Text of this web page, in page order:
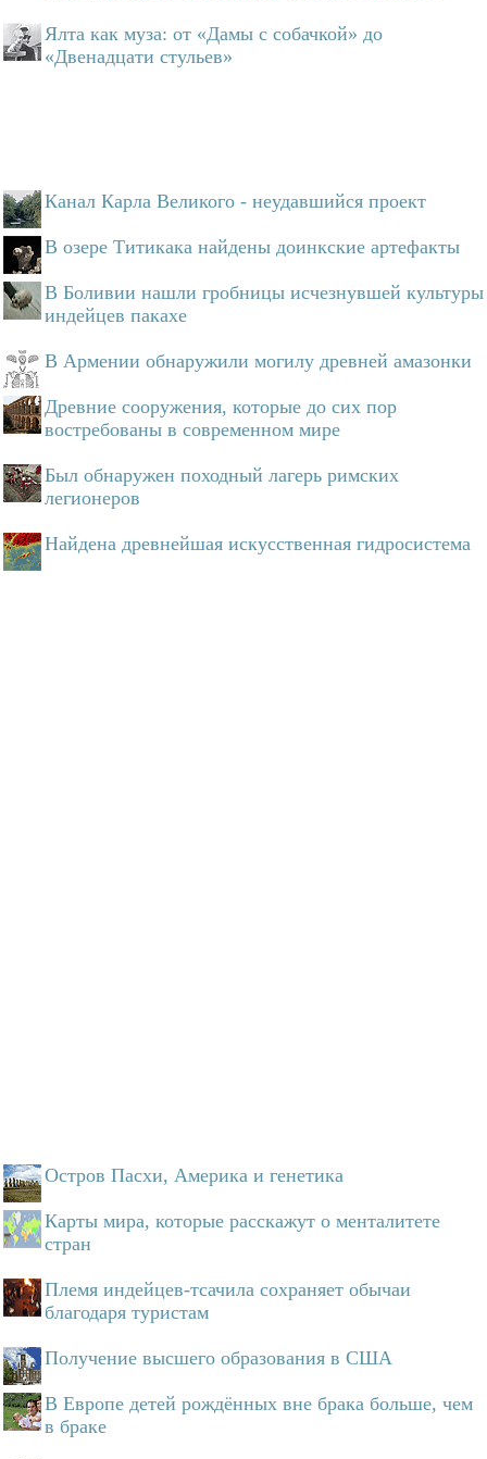
Ялта как муза: от «Дамы с собачкой» до
«Двенадцати стульев»
Канал Карла Великого - неудавшийся проект
В озере Титикака найдены доинкские артефакты
В Боливии нашли гробницы исчезнувшей культуры
индейцев пакахе
В Армении обнаружили могилу древней амазонки
Древние сооружения, которые до сих пор
востребованы в современном мире
Был обнаружен походный лагерь римских
легионеров
Найдена древнейшая искусственная гидросистема
Остров Пасхи, Америка и генетика
Карты мира, которые расскажут о менталитете
стран
Племя индейцев-тсачила сохраняет обычаи
благодаря туристам
Получение высшего образования в США
В Европе детей рождённых вне брака больше, чем
в браке